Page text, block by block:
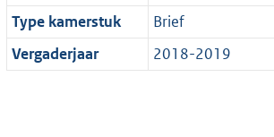
Type kamerstuk
Brief
Vergaderjaar
2018-2019